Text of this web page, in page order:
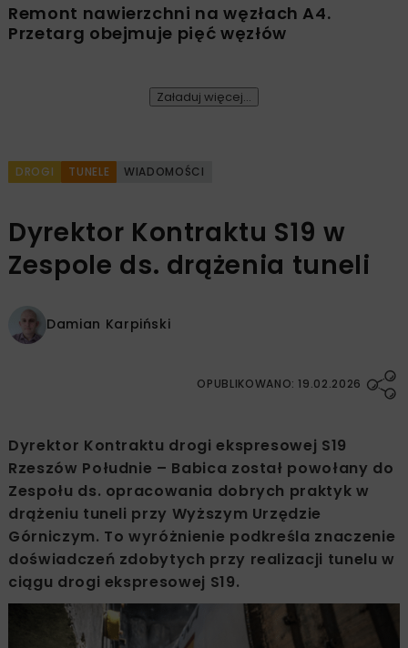
Remont nawierzchni na węzłach A4.
Przetarg obejmuje pięć węzłów
Załaduj więcej...
DROGI TUNELE WIADOMOŚCI
Dyrektor Kontraktu S19 w
Zespole ds. drążenia tuneli
Damian Karpiński
OPUBLIKOWANO: 19.02.2026
Dyrektor Kontraktu drogi ekspresowej S19
Rzeszów Południe – Babica został powołany do
Zespołu ds. opracowania dobrych praktyk w
drążeniu tuneli przy Wyższym Urzędzie
Górniczym. To wyróżnienie podkreśla znaczenie
doświadczeń zdobytych przy realizacji tunelu w
ciągu drogi ekspresowej S19.